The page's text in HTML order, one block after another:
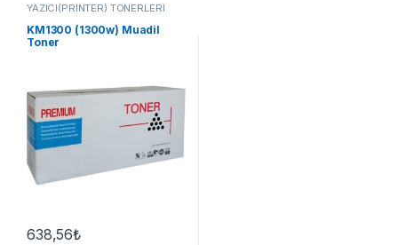
YAZICI(PRİNTER) TONERLERİ
KM1300 (1300w) Muadil
Toner
638,56₺